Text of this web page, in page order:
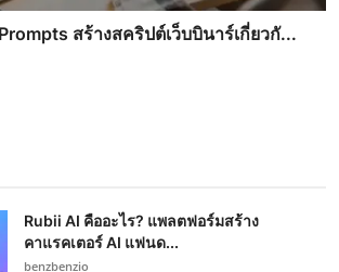
สร้างสคริปต์เว็บบินาร์เกี่ยวกั...
Rubii AI คืออะไร? แพลตฟอร์มสร้าง
คาแรคเตอร์ AI แฟนด...
benzbenzio